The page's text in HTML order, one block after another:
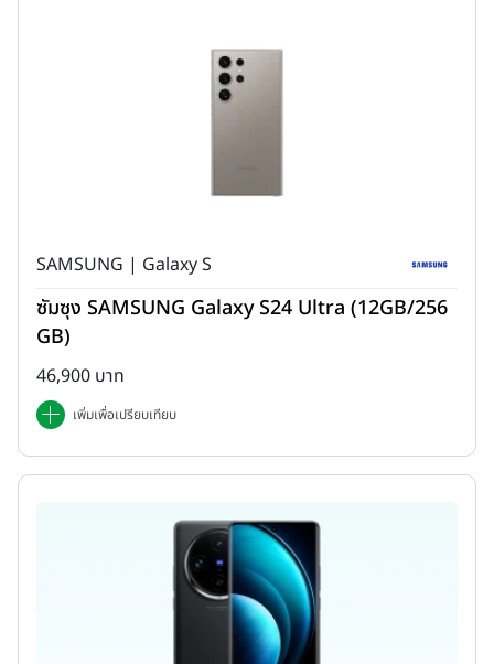
การออกแบบ (Design)
SAMSUNG | Galaxy S
ซัมซุง SAMSUNG Galaxy S24 Ultra (12GB/256
GB)
46,900 บาท
เพิ่มเพื่อเปรียบเทียบ